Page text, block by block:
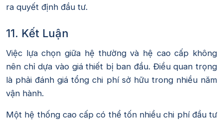
ra quyết định đầu tư.
11. Kết Luận
Việc lựa chọn giữa hệ thường và hệ cao cấp không
nên chỉ dựa vào giá thiết bị ban đầu. Điều quan trọng
là phải đánh giá tổng chi phí sở hữu trong nhiều năm
vận hành.
Một hệ thống cao cấp có thể tốn nhiều chi phí đầu tư